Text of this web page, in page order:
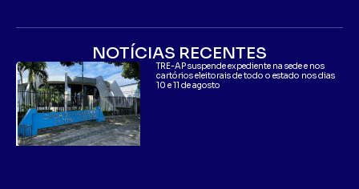
NOTÍCIAS RECENTES
TRE-AP suspende expediente na sede e nos
cartórios eleitorais de todo o estado nos dias
10 e 11 de agosto